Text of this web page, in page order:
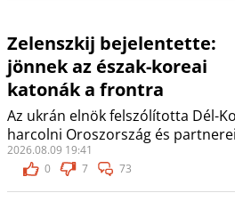
Zelenszkij bejelentette:
jönnek az észak-koreai
katonák a frontra
Az ukrán elnök felszólította Dél-
harcolni Oroszország és
2026.08.09 19:41
0
7 73